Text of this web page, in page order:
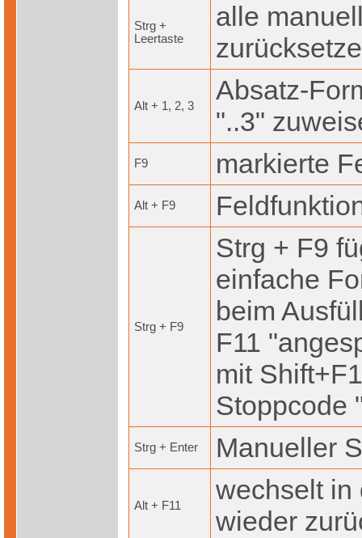
Strg +
Leertaste
alle
Alt + 1, 2, 3
Absatz-
"..3"
F9 markierte
Alt + F9
Strg + F9
Strg + F9
einfache
beim
F11
mit
Stoppcode
Strg + Enter Manueller
Alt + F11
wechselt in
wieder